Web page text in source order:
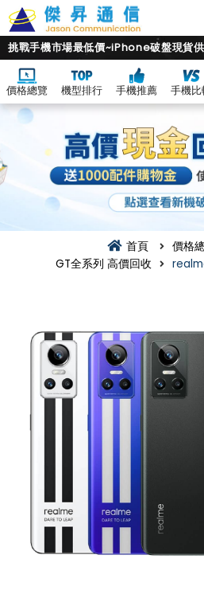
挑戰手機市場最低價~iPhone破盤現貨
價格總覽 機型排行 手機推薦 手機比
首頁 價格
GT全系列 高價回收